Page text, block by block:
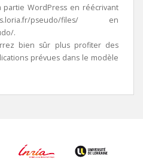
WordPress en réécrivant
pseudo/files/ en
.
bien sûr plus profiter des
prévues dans le modèle